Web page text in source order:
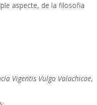
aspecte, de la filosofia
Vigentis Vulgo Valachicae,